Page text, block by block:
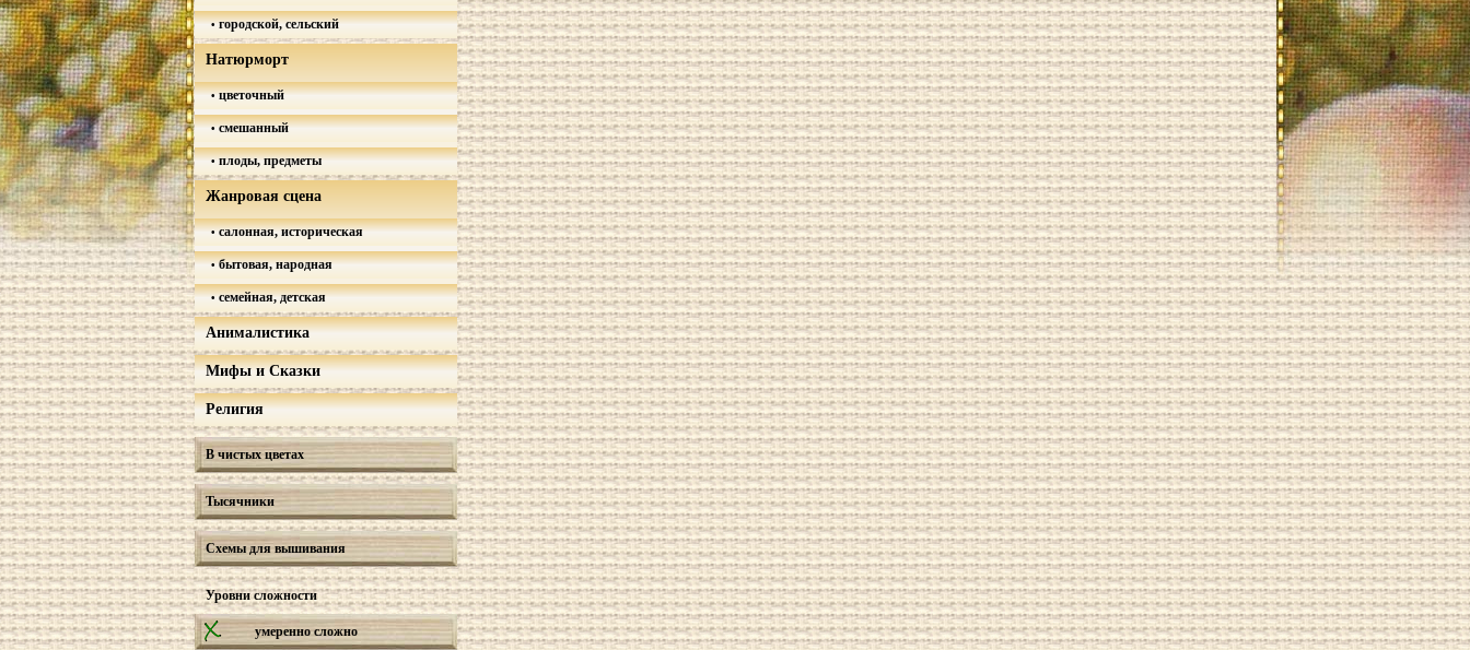
городской, сельский
Натюрморт
цветочный
смешанный
плоды, предметы
Жанровая сцена
салонная, историческая
бытовая, народная
семейная, детская
Анималистика
Мифы и Сказки
Религия
В чистых цветах
Тысячники
Схемы для вышивания
Уровни сложности
умеренно сложно